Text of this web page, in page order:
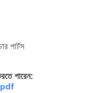
পার্টস
পারেন: